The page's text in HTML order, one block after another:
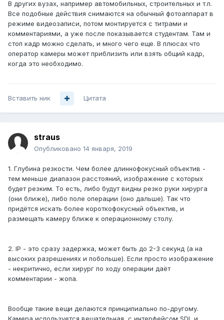
В других вузах, например автомобильных, строительных и т.п.
Все подобные действия снимаются на обычный фотоаппарат в
режиме видеозаписи, потом монтируется с титрами и
комментариями, а уже после показывается студентам. Там и
стоп кадр можно сделать, и много чего еще. В плюсах что
оператор камеры может приблизить или взять общий кадр,
когда это необходимо.
Вставить ник Цитата
straus
Опубликовано 14 января, 2019
1. Глубина резкости. Чем более длиннофокусный объектив -
тем меньше диапазон расстояний, изображение с которых
будет резким. То есть, либо будут видны резко руки хирурга
(они ближе), либо поле операции (оно дальше). Так что
придётся искать более короткофокусный объектив, и
размещать камеру ближе к операционному столу.
2. IP - это сразу задержка, может быть до 2-3 секунд (а на
высоких разрешениях и побольше). Если просто изображение
- некритично, если хирург по ходу операции даёт
комментарии - жопа.
Вообще такие вещи делаются принципиально по-другому.